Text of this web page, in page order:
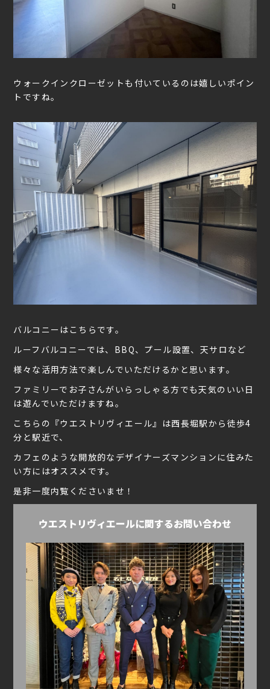
ウォークインクローゼットも付いているのは嬉しいポイン
トですね。
バルコニーはこちらです。
ルーフバルコニーでは、BBQ、プール設置、天サロなど
様々な活用方法で楽しんでいただけるかと思います。
ファミリーでお子さんがいらっしゃる方でも天気のいい日
は遊んでいただけますね。
こちらの『ウエストリヴィエール』は西長堀駅から徒歩4
分と駅近で、
カフェのような開放的なデザイナーズマンションに住みた
い方にはオススメです。
是非一度内覧くださいませ！
ウエストリヴィエールに関するお問い合わせ